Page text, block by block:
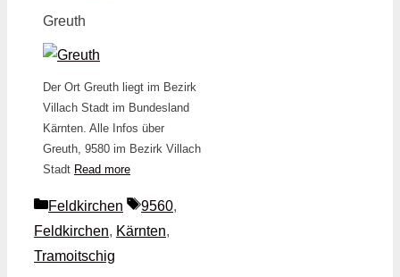
Greuth
Der Ort Greuth liegt im Bezirk
Villach Stadt im Bundesland
Kärnten. Alle Infos über
Greuth, 9580 im Bezirk Villach
Stadt Read more
Kategorien
Feldkirchen Schlagwörter
9560,
Feldkirchen, Kärnten,
Tramoitschig